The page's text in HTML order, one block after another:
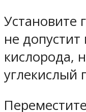
Установите
не
кислорода,
углекислый